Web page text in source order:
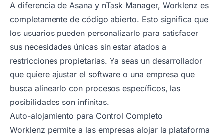
A diferencia de Asana y nTask Manager, Worklenz es
completamente de código abierto. Esto significa que
los usuarios pueden personalizarlo para satisfacer
sus necesidades únicas sin estar atados a
restricciones propietarias. Ya seas un desarrollador
que quiere ajustar el software o una empresa que
busca alinearlo con procesos específicos, las
posibilidades son infinitas.
Auto-alojamiento para Control Completo
Worklenz permite a las empresas alojar la plataforma